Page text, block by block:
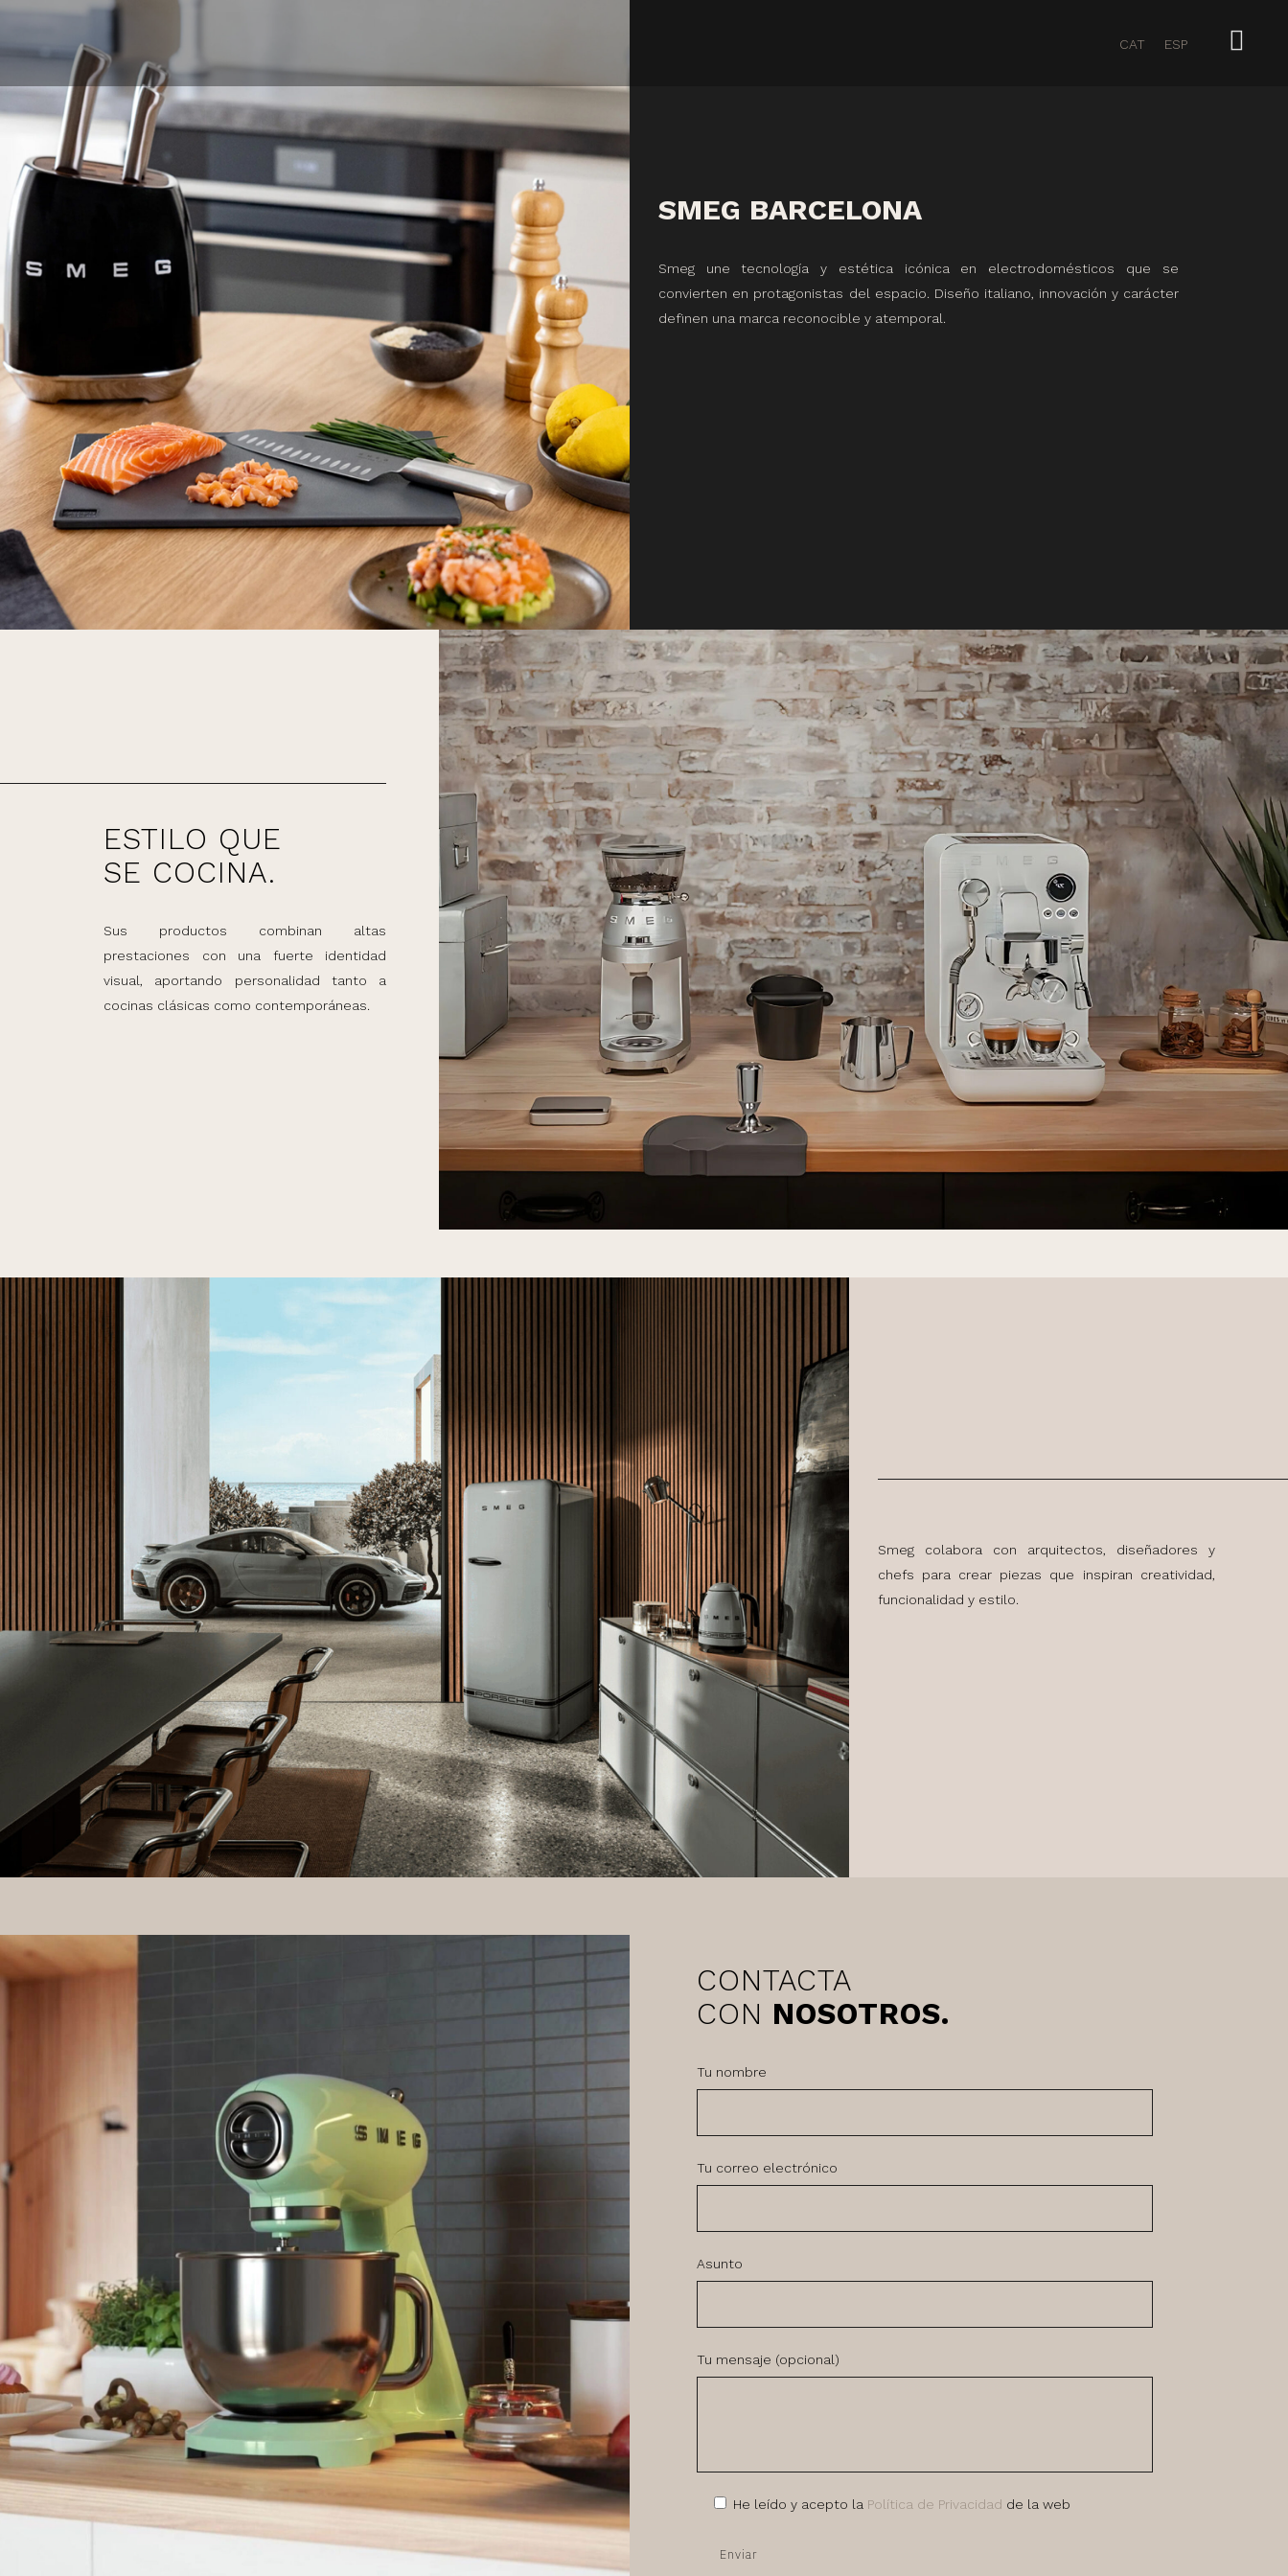
CAT ESP
SMEG BARCELONA
Smeg une tecnología y estética icónica en electrodomésticos que se
convierten en protagonistas del espacio. Diseño italiano, innovación y carácter
definen una marca reconocible y atemporal.
ESTILO QUE
SE COCINA.
Sus productos combinan altas
prestaciones con una fuerte identidad
visual, aportando personalidad tanto a
cocinas clásicas como contemporáneas.
Smeg colabora con arquitectos, diseñadores y
chefs para crear piezas que inspiran creatividad,
funcionalidad y estilo.
CONTACTA
CON NOSOTROS.
Tu nombre
Tu correo electrónico
Asunto
Tu mensaje (opcional)
He leído y acepto la Política de Privacidad de la web